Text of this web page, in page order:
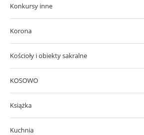
Konkursy inne
Korona
Kościoły i obiekty sakralne
KOSOWO
Książka
Kuchnia